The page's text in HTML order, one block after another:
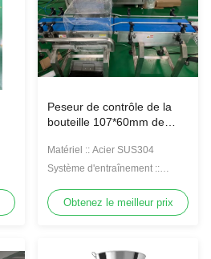
Peseur de contrôle de la
bouteille 107*60mm de
Matériel :: Acier SUS304
Système d'entraînement ::
Obtenez le meilleur prix